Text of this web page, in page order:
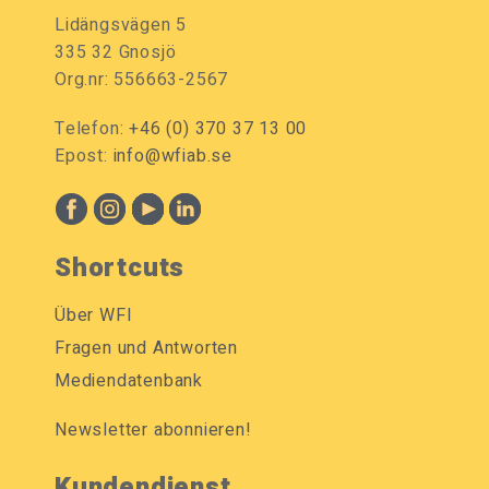
Lidängsvägen 5
335 32 Gnosjö
Org.nr: 556663-2567
Telefon:+46 (0) 370 37 13 00
Epost: info@wfiab.se
Shortcuts
Über WFI
Fragen und Antworten
Mediendatenbank
Newsletter abonnieren!